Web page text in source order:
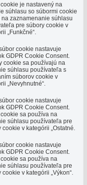
je nastavený na
súhlasu so súbormi cookie
na zaznamenanie súhlasu
pre súbory cookie v
„Funkčné“.
cookie nastavuje
GDPR Cookie Consent.
cookie sa používajú na
súhlasu používateľa s
súborov cookie v
„Nevyhnutné“.
cookie nastavuje
GDPR Cookie Consent.
sa používa na
súhlasu používateľa pre
cookie v kategórii „Ostatné.
cookie nastavuje
GDPR Cookie Consent.
sa používa na
súhlasu používateľa pre
cookie v kategórii „Výkon“.